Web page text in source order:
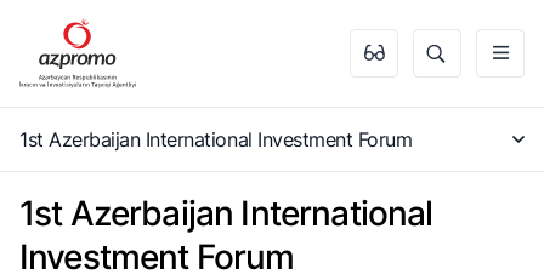
1st Azerbaijan International Investment Forum
1st Azerbaijan International
Investment Forum